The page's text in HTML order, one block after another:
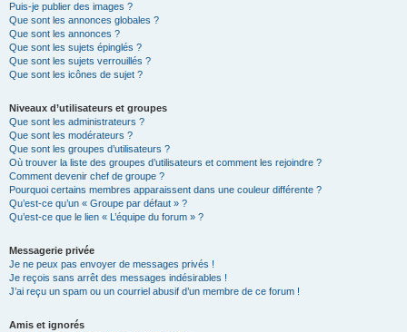
Puis-je publier des images ?
Que sont les annonces globales ?
Que sont les annonces ?
Que sont les sujets épinglés ?
Que sont les sujets verrouillés ?
Que sont les icônes de sujet ?
Niveaux d’utilisateurs et groupes
Que sont les administrateurs ?
Que sont les modérateurs ?
Que sont les groupes d’utilisateurs ?
Où trouver la liste des groupes d’utilisateurs et comment les rejoindre ?
Comment devenir chef de groupe ?
Pourquoi certains membres apparaissent dans une couleur différente ?
Qu’est-ce qu’un « Groupe par défaut » ?
Qu’est-ce que le lien « L’équipe du forum » ?
Messagerie privée
Je ne peux pas envoyer de messages privés !
Je reçois sans arrêt des messages indésirables !
J’ai reçu un spam ou un courriel abusif d’un membre de ce forum !
Amis et ignorés